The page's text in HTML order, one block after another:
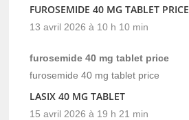
FUROSEMIDE 40 MG TABLET PRICE
13 avril 2026 à 10 h 10 min
furosemide 40 mg tablet price
furosemide 40 mg tablet price
LASIX 40 MG TABLET
15 avril 2026 à 19 h 21 min